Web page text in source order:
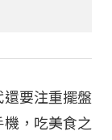
要注重擺盤
，吃美食之